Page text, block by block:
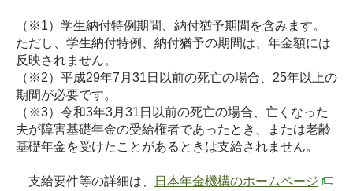
（※1）学生納付特例期間、納付猶予期間を含みます。
ただし、学生納付特例、納付猶予の期間は、年金額には
反映されません。
（※2）平成29年7月31日以前の死亡の場合、25年以上の
期間が必要です。
（※3）令和3年3月31日以前の死亡の場合、亡くなった
夫が障害基礎年金の受給権者であったとき、または老齢
基礎年金を受けたことがあるときは支給されません。
支給要件等の詳細は、
日本年金機構のホームページ